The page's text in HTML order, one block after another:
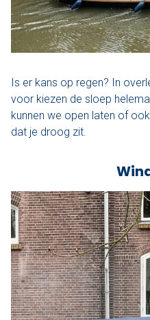
Is er kans op regen? In
voor kiezen de sloep
kunnen we open laten of
dat je droog zit.